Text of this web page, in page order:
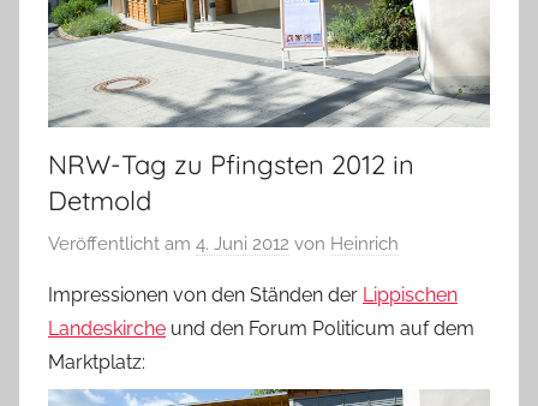
NRW-Tag zu Pfingsten 2012 in
Detmold
Veröffentlicht am 4. Juni 2012 von Heinrich
Impressionen von den Ständen der Lippischen
Landeskirche und den Forum Politicum auf dem
Marktplatz: